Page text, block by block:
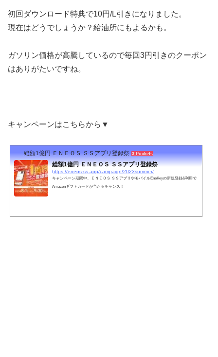
初回ダウンロード特典で10円/L引き になりました。
現在はどうでしょうか？給油所にもよるかも。
ガソリン価格が高騰しているので毎回3円引きのクーポン
はありがたいですね。
キャンペーンはこちらから▼
総額1億円 ＥＮＥＯＳ ＳＳアプリ登録祭 3 Pockets
総額1億円 ＥＮＥＯＳ ＳＳアプリ登録祭
https://eneos-ss.app/campaign/2023summer/
キャンペーン期間中、ＥＮＥＯＳ ＳＳアプリやモバイルEneKeyの新規登録&利用で
Amazonギフトカードが当たるチャンス！